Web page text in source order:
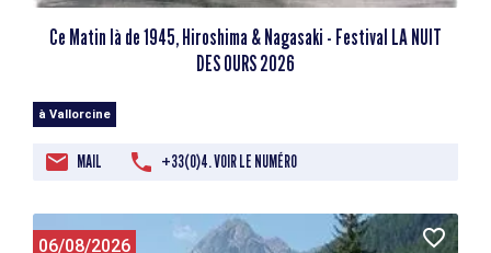
Ce Matin là de 1945, Hiroshima & Nagasaki - Festival LA NUIT
DES OURS 2026
à Vallorcine
MAIL +33(0)4. VOIR LE NUMÉRO
06/08/2026